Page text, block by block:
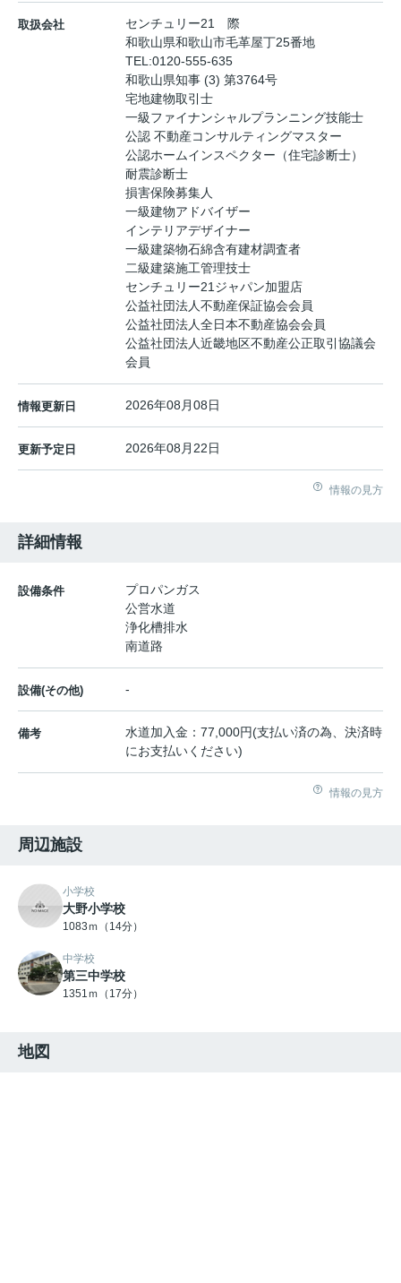
取扱会社
センチュリー21 際
和歌山県和歌山市毛革屋丁25番地
TEL:0120-555-635
和歌山県知事 (3) 第3764号
宅地建物取引士
一級ファイナンシャルプランニング技能士
公認 不動産コンサルティングマスター
公認ホームインスペクター（住宅診断士）
耐震診断士
損害保険募集人
一級建物アドバイザー
インテリアデザイナー
一級建築物石綿含有建材調査者
二級建築施工管理技士
センチュリー21ジャパン加盟店
公益社団法人不動産保証協会会員
公益社団法人全日本不動産協会会員
公益社団法人近畿地区不動産公正取引協議会
会員
情報更新日 2026年08月08日
更新予定日 2026年08月22日
情報の見方
詳細情報
設備条件
プロパンガス
公営水道
浄化槽排水
南道路
設備(その他) -
備考
水道加入金：77,000円(支払い済の為、決済時
にお支払いください)
情報の見方
周辺施設
小学校
大野小学校
1083ｍ（14分）
中学校
第三中学校
1351ｍ（17分）
地図